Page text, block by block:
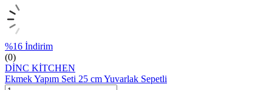
%16 İndirim
(0)
DİNC KİTCHEN
Ekmek Yapım Seti 25 cm Yuvarlak Sepetli